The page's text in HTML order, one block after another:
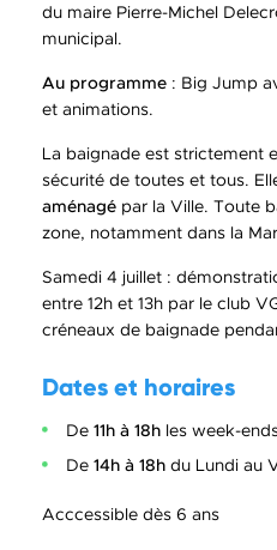
du maire Pierre-Michel
municipal.
Au programme : Big Jump
et animations.
La baignade est strictement
sécurité de toutes et tous.
aménagé par la Ville. Toute
zone, notamment dans la
Samedi 4 juillet :
entre 12h et 13h par le club
créneaux de baignade
Dates et horaires
De 11h à 18h les week-
De 14h à 18h du Lundi au
Acccessible dès 6 ans